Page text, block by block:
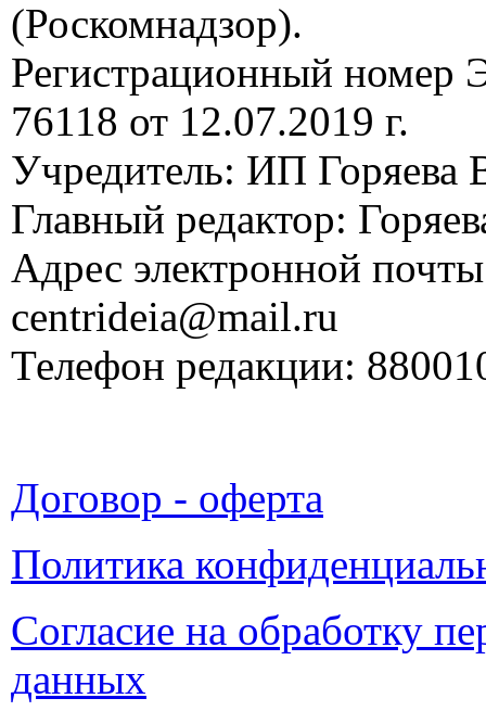
(Роскомнадзор).
Регистрационный
76118 от 12.07.2019 г.
Учредитель: ИП Горяева
Главный редактор:
Адрес электронной
centrideia@mail.ru
Телефон редакции:
Договор - оферта
Политика
Согласие на обработку
данных